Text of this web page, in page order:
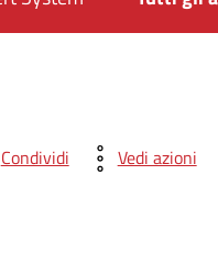
Condividi Vedi azioni